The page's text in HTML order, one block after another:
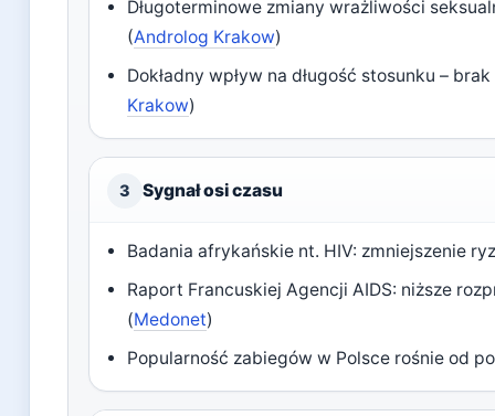
Długoterminowe zmiany wrażliwości
(Androlog Krakow)
Dokładny wpływ na długość stosunku –
Krakow)
3 Sygnał osi czasu
Badania afrykańskie nt. HIV: zmniejszenie
Raport Francuskiej Agencji AIDS: niższe
(Medonet)
Popularność zabiegów w Polsce rośnie od